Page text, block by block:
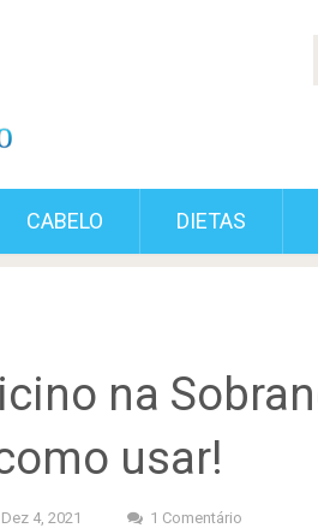
CABELO DIETAS
na
usar!
Dez 4, 2021 1 Comentário